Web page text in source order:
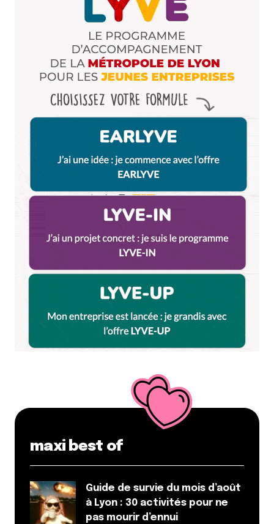
Votre adresse e-mail ne sera pas publiée. Les
champs obligatoires sont indiqués avec*
Dis-nous tout*
Name
E-mail
Enregistrer mon nom, mon e-mail et mon site dans le
navigateur pour mon prochain commentaire.
Prévenez-moi de tous les nouveaux commentaires
Et bim !
maxi best of
Guide de survie du mois d’août
à Lyon : 30 activités pour ne
pas mourir d’ennui